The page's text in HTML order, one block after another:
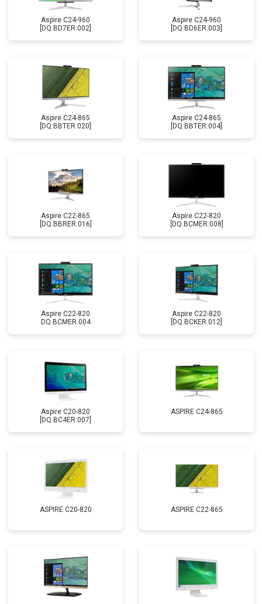
Aspire C24-960
[DQ.BD7ER.002]
Aspire C24-960
[DQ.BD6ER.003]
Aspire C24-865
[DQ.BBTER.020]
Aspire C24-865
[DQ.BBTER.004]
Aspire C22-865
[DQ.BBRER.016]
Aspire C22-820
[DQ.BCMER.008]
Aspire C22-820
DQ.BCMER.004
Aspire C22-820
[DQ.BCKER.012]
Aspire C20-820
[DQ.BC4ER.007]
ASPIRE C24-865
ASPIRE C20-820 ASPIRE C22-865